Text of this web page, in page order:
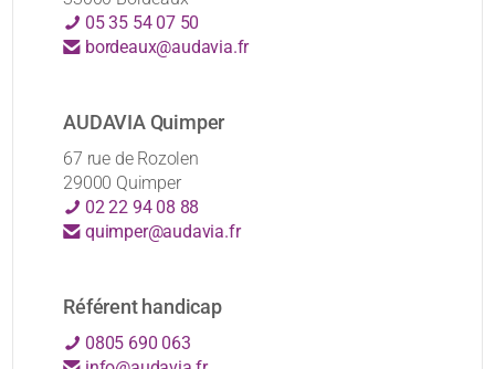
05 35 54 07 50
bordeaux@audavia.fr
AUDAVIA Quimper
67 rue de Rozolen
29000 Quimper
02 22 94 08 88
quimper@audavia.fr
Référent handicap
0805 690 063